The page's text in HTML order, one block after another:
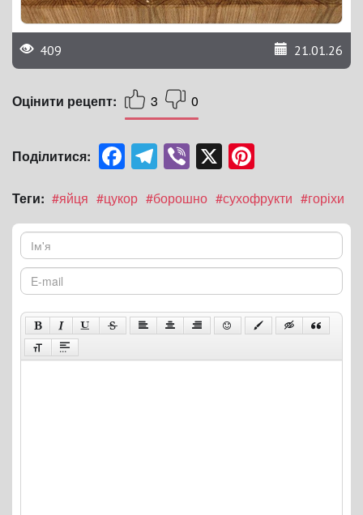
409 21.01.26
Оцінити рецепт: 3 0
Поділитися: FacebookTelegramViber X
Теги: #яйця #цукор #борошно #сухофрукти #горіхи